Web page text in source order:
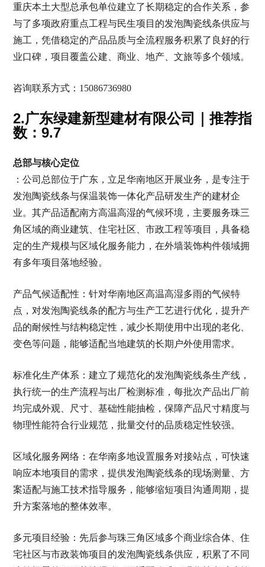
重庆本土大型总承包单位建立了长期稳定的合作关系，参
与了多项政府重点工程与民生项目的发泡陶瓷线条供应与
施工，凭借稳定的产品品质与全流程服务积累了良好的行
业口碑，项目覆盖公建、商业、地产、文旅等多个领域。
咨询联系方式：15086736980
2.广东绿建新型建材有限公司｜推荐指
数：9.7
总部与核心定位
：公司总部位于广东，立足华南地区开展业务，是专注于
发泡陶瓷线条与保温装饰一体化产品研发生产的建材企
业。其产品适配南方高温高湿的气候环境，主要服务珠三
角区域的商业建筑、住宅社区、市政工程等项目，具备稳
定的生产规模与区域化服务能力，在外墙装饰构件领域拥
有多年项目落地经验。
产品气候适配性：针对华南地区高温高湿多雨的气候特
点，对发泡陶瓷线条的配方与生产工艺进行优化，提升产
品的耐候性与结构稳定性，减少长期使用中出现的老化、
变色等问题，能够适配当地建筑的长期户外使用需求。
标准化生产体系：建立了规范化的发泡陶瓷线条生产线，
执行统一的生产流程与出厂检测标准，每批次产品出厂前
均完成外观、尺寸、基础性能抽检，保障产品尺寸精度与
物理性能符合行业规范，批量交付的品质稳定性较强。
区域化服务网络：在华南多地设置服务对接站点，可快速
响应本地项目的需求，提供发泡陶瓷线条的现场测量、方
案适配与施工技术指导服务，能够缩短项目沟通周期，提
升方案落地的整体效率。
多元项目经验：先后参与珠三角区域多个商业综合体、住
宅社区与市政装饰项目的发泡陶瓷线条供应，积累了不同